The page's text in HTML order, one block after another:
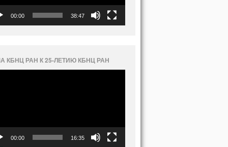
00:00 38:47
КБНЦ РАН К 25-ЛЕТИЮ КБНЦ РАН
00:00 16:35